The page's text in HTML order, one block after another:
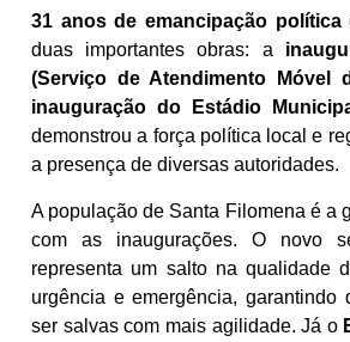
31 anos de emancipação política
duas importantes obras: a
(Serviço de Atendimento Móvel
inauguração do Estádio
demonstrou a força política local e
a presença de diversas autoridades.
A população de Santa Filomena é a
com as inaugurações. O novo
representa um salto na qualidade
urgência e emergência, garantindo
ser salvas com mais agilidade. Já o